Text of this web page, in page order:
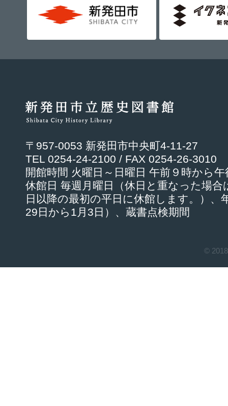
〒957-0053 新発田市中央町4-11-27
TEL 0254-24-2100 / FAX 0254-26-3010
開館時間 火曜日～日曜日 午前９時から
休館日 毎週月曜日（休日と重なった場合
日以降の最初の平日に休館します。）、
29日から1月3日）、蔵書点検期間
©